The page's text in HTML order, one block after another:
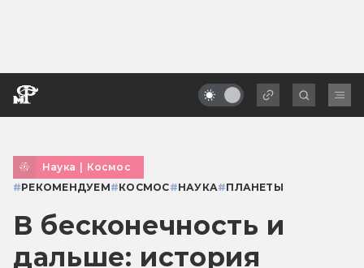
Наука | Космос
#РЕКОМЕНДУЕМ#КОСМОС#НАУКА#ПЛАНЕТЫ
В бесконечность и
дальше: история